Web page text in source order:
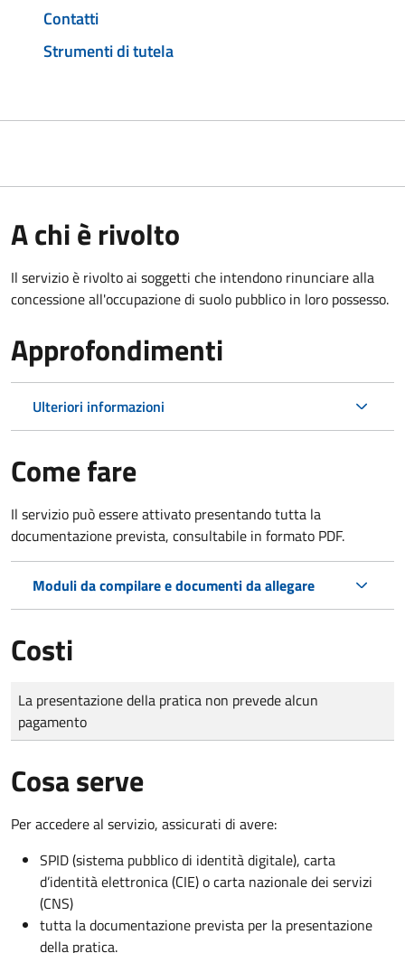
Contatti
Strumenti di tutela
A chi è rivolto
Il servizio è rivolto ai soggetti che intendono rinunciare alla
concessione all'occupazione di suolo pubblico in loro possesso.
Approfondimenti
Ulteriori informazioni
Come fare
Il servizio può essere attivato presentando tutta la
documentazione prevista, consultabile in formato PDF.
Moduli da compilare e documenti da allegare
Costi
Tipo di pagamento
Importo
La presentazione della pratica non prevede alcun
pagamento
Cosa serve
Per accedere al servizio, assicurati di avere:
SPID (sistema pubblico di identità digitale), carta
d’identità elettronica (CIE) o carta nazionale dei servizi
(CNS)
tutta la documentazione prevista per la presentazione
della pratica.